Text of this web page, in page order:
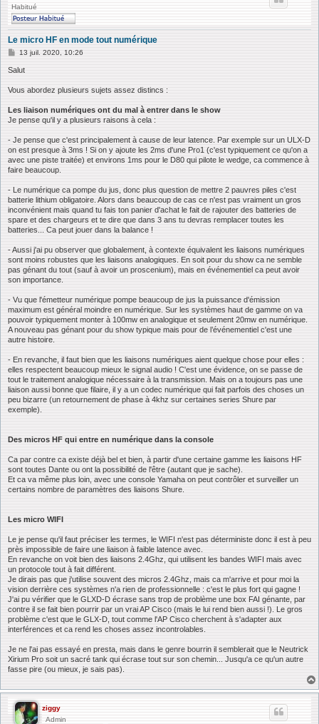
Habitué
Le micro HF en mode tout numérique
M
s
g
13 juil. 2020, 10:26
Salut
Vous abordez plusieurs sujets assez distincs :
Les liaison numériques ont du mal à entrer dans le show
Je pense qu'il y a plusieurs raisons à cela :
- Je pense que c'est principalement à cause de leur latence. Par exemple sur un ULX-D
on est presque à 3ms ! Si on y ajoute les 2ms d'une Pro1 (c'est typiquement ce qu'on a
avec une piste traitée) et environs 1ms pour le D80 qui pilote le wedge, ca commence à
faire beaucoup.
- Le numérique ca pompe du jus, donc plus question de mettre 2 pauvres piles c'est
batterie lithium obligatoire. Alors dans beaucoup de cas ce n'est pas vraiment un gros
inconvénient mais quand tu fais ton panier d'achat le fait de rajouter des batteries de
spare et des chargeurs et te dire que dans 3 ans tu devras remplacer toutes les
batteries... Ca peut jouer dans la balance !
- Aussi j'ai pu observer que globalement, à contexte équivalent les liaisons numériques
sont moins robustes que les liaisons analogiques. En soit pour du show ca ne semble
pas génant du tout (sauf à avoir un proscenium), mais en événementiel ca peut avoir
son importance.
- Vu que l'émetteur numérique pompe beaucoup de jus la puissance d'émission
maximum est général moindre en numérique. Sur les systèmes haut de gamme on va
pouvoir typiquement monter à 100mw en analogique et seulement 20mw en numérique.
A nouveau pas génant pour du show typique mais pour de l’événementiel c'est une
autre histoire.
- En revanche, il faut bien que les liaisons numériques aient quelque chose pour elles :
elles respectent beaucoup mieux le signal audio ! C'est une évidence, on se passe de
tout le traitement analogique nécessaire à la transmission. Mais on a toujours pas une
liaison aussi bonne que filaire, il y a un codec numérique qui fait parfois des choses un
peu bizarre (un retournement de phase à 4khz sur certaines series Shure par
exemple).
Des micros HF qui entre en numérique dans la console
Ca par contre ca existe déjà bel et bien, à partir d'une certaine gamme les liaisons HF
sont toutes Dante ou ont la possibilité de l'être (autant que je sache).
Et ca va même plus loin, avec une console Yamaha on peut contrôler et surveiller un
certains nombre de paramètres des liaisons Shure.
Les micro WIFI
Le je pense qu'il faut préciser les termes, le WIFI n'est pas déterministe donc il est à peu
près impossible de faire une liaison à faible latence avec.
En revanche on voit bien des liaisons 2.4Ghz, qui utilisent les bandes WIFI mais avec
un protocole tout à fait différent.
Je dirais pas que j'utilise souvent des micros 2.4Ghz, mais ca m'arrive et pour moi la
vision derrière ces systèmes n'a rien de professionnelle : c'est le plus fort qui gagne !
J'ai pu vérifier que le GLXD-D écrase sans trop de problème une box FAI génante, par
contre il se fait bien pourrir par un vrai AP Cisco (mais le lui rend bien aussi !). Le gros
problème c'est que le GLX-D, tout comme l'AP Cisco cherchent à s'adapter aux
interférences et ca rend les choses assez incontrolables.
Je ne l'ai pas essayé en presta, mais dans le genre bourrin il semblerait que le Neutrick
Xirium Pro soit un sacré tank qui écrase tout sur son chemin... Jusqu'a ce qu'un autre
fasse pire (ou mieux, je sais pas).
ziggy
Admin